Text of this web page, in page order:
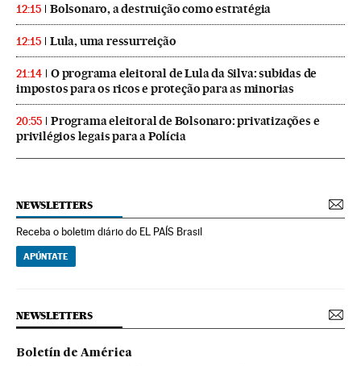
12:15 Bolsonaro, a destruição como estratégia
12:15 Lula, uma ressurreição
21:14
O programa eleitoral de Lula da Silva: subidas de
impostos para os ricos e proteção para as minorias
20:55
Programa eleitoral de Bolsonaro: privatizações e
privilégios legais para a Polícia
NEWSLETTERS
Receba o boletim diário do EL PAÍS Brasil
APÚNTATE
NEWSLETTERS
Boletín de América